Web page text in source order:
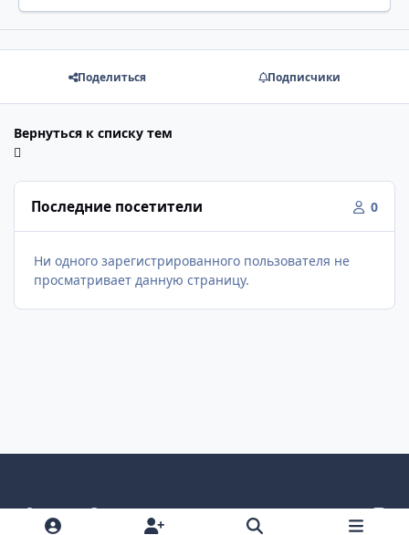
Поделиться Подписчики
Вернуться к списку тем
Последние посетители 0
Ни одного зарегистрированного пользователя не
просматривает данную страницу.
Светлый режим
Темный режим
Как в системе
v